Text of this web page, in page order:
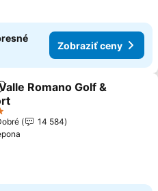
Zobraziť ceny
do obľúbených
Romano Golf &
hviezdičiek
14 584